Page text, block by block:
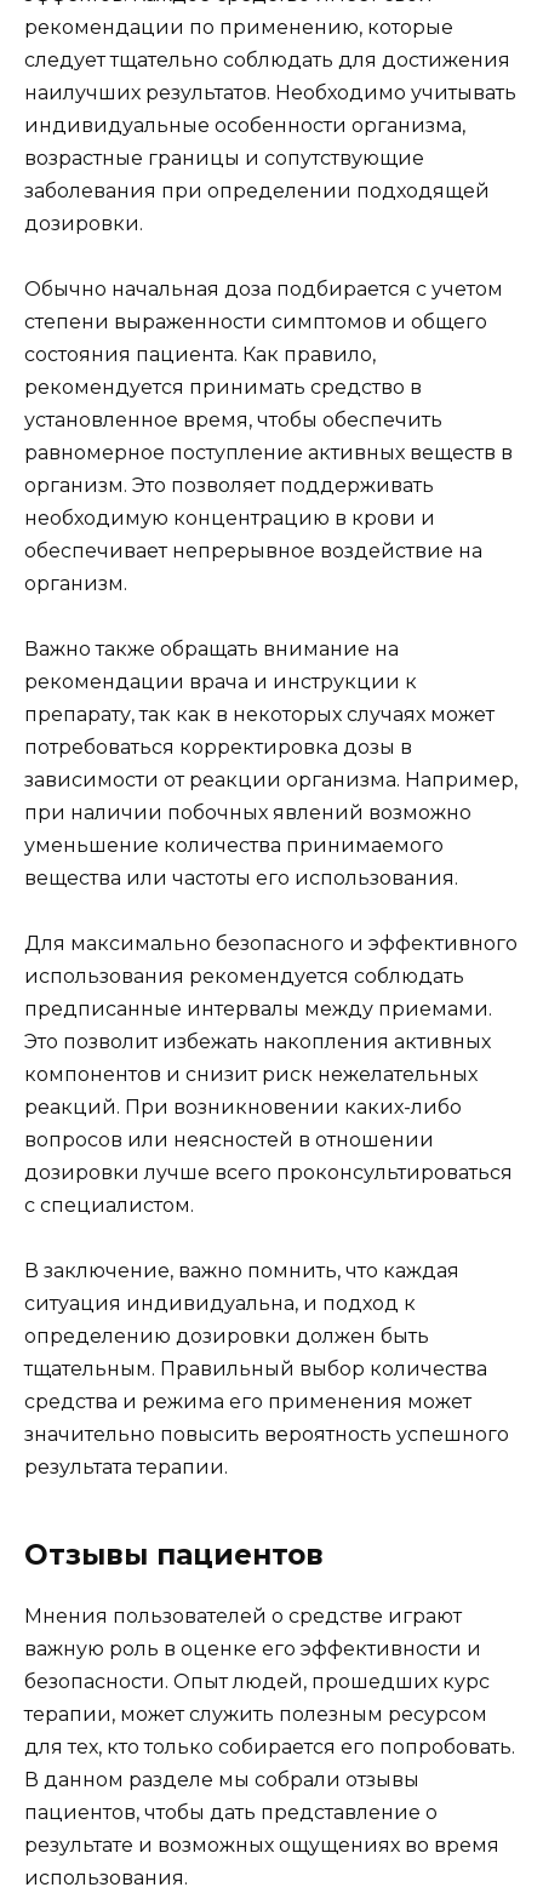
рекомендации по применению, которые
следует тщательно соблюдать для достижения
наилучших результатов. Необходимо учитывать
индивидуальные особенности организма,
возрастные границы и сопутствующие
заболевания при определении подходящей
дозировки.
Обычно начальная доза подбирается с учетом
степени выраженности симптомов и общего
состояния пациента. Как правило,
рекомендуется принимать средство в
установленное время, чтобы обеспечить
равномерное поступление активных веществ в
организм. Это позволяет поддерживать
необходимую концентрацию в крови и
обеспечивает непрерывное воздействие на
организм.
Важно также обращать внимание на
рекомендации врача и инструкции к
препарату, так как в некоторых случаях может
потребоваться корректировка дозы в
зависимости от реакции организма. Например,
при наличии побочных явлений возможно
уменьшение количества принимаемого
вещества или частоты его использования.
Для максимально безопасного и эффективного
использования рекомендуется соблюдать
предписанные интервалы между приемами.
Это позволит избежать накопления активных
компонентов и снизит риск нежелательных
реакций. При возникновении каких-либо
вопросов или неясностей в отношении
дозировки лучше всего проконсультироваться
с специалистом.
В заключение, важно помнить, что каждая
ситуация индивидуальна, и подход к
определению дозировки должен быть
тщательным. Правильный выбор количества
средства и режима его применения может
значительно повысить вероятность успешного
результата терапии.
Отзывы пациентов
Мнения пользователей о средстве играют
важную роль в оценке его эффективности и
безопасности. Опыт людей, прошедших курс
терапии, может служить полезным ресурсом
для тех, кто только собирается его попробовать.
В данном разделе мы собрали отзывы
пациентов, чтобы дать представление о
результате и возможных ощущениях во время
использования.